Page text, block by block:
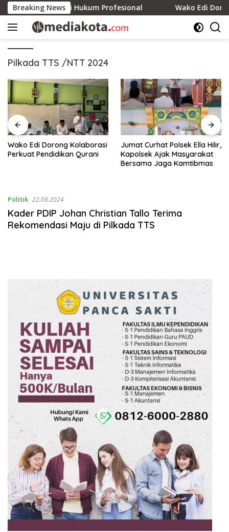
Skip
to
content
Breaking News
Berikan Solusi Hukum Profesional Wako Edi
Pilkada TTS /NTT 2024
Wako Edi Dorong Kolaborasi
Perkuat Pendidikan Qurani
Jumat Curhat Polsek Ella Hilir,
Kapolsek Ajak Masyarakat
Bersama Jaga Kamtibmas
Politik 22.08.2024
Kader PDIP Johan Christian Tallo Terima
Rekomendasi Maju di Pilkada TTS